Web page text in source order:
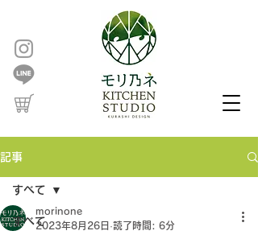
記事
すべて
すべて
morinone
2023年8月26日 読了時間: 6分